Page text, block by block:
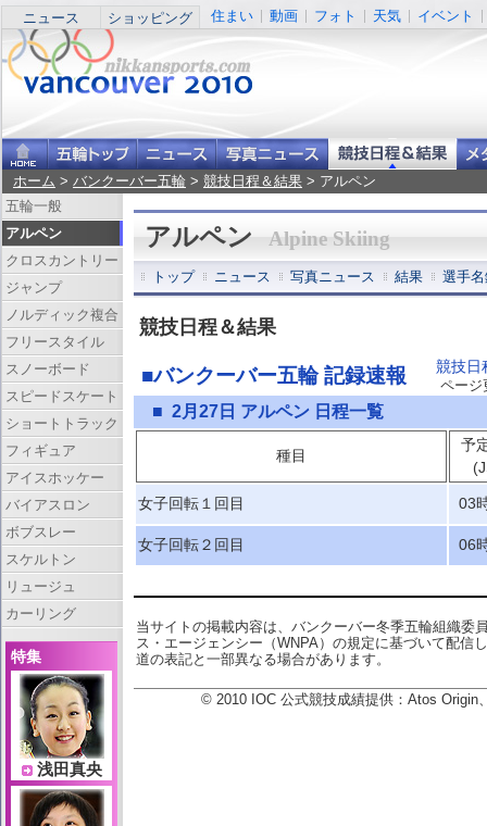
ニュース ショッピング 住まい 動画 フォト 天気 イベント
ホーム > バンクーバー五輪 > 競技日程＆結果 > アルペン
アルペン Alpine Skiing
トップ ニュース 写真ニュース 結果 選手
競技日程＆結果
■バンクーバー五輪 記録速報 競技日
ペー
■ 2月27日 アルペン 日程一覧
種目
予
女子回転１回目 03
女子回転２回目 06
当サイトの掲載内容は、バンクーバー冬季五輪組織委
ス・エージェンシー（WNPA）の規定に基づいて配信
道の表記と一部異なる場合があります。
© 2010 IOC 公式競技成績提供：Atos Origin
五輪一般
アルペン
クロスカントリー
ジャンプ
ノルディック複合
フリースタイル
スノーボード
スピードスケート
ショートトラック
フィギュア
アイスホッケー
バイアスロン
ボブスレー
スケルトン
リュージュ
カーリング
特集
浅田真央